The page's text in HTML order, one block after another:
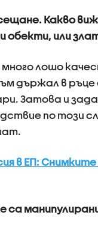
Какво
обекти, или
много лошо
държал в
Затова и
по този
в ЕП: Снимките
са